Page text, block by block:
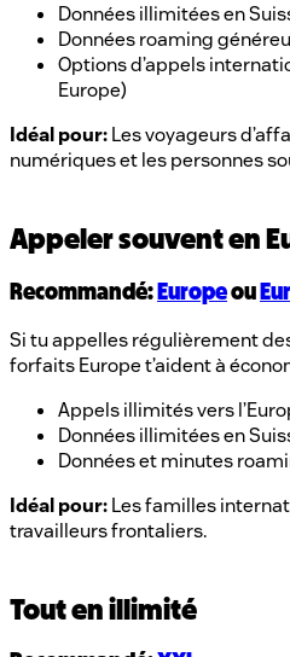
Données illimitées en
Données roaming
Options d’appels
Europe)
Idéal pour:Les voyageurs
numériques et les personnes
Appeler souvent en
Recommandé: Europeou
Si tu appelles régulièrement
forfaits Europe t’aident à
Appels illimités vers
Données illimitées en
Données et minutes
Idéal pour:Les familles
travailleurs frontaliers.
Tout en illimité